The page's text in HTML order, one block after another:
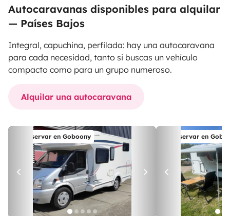
Autocaravanas disponibles para alquilar
— Países Bajos
Integral, capuchina, perfilada: hay una autocaravana
para cada necesidad, tanto si buscas un vehículo
compacto como para un grupo numeroso.
Alquilar una autocaravana
Reservar en Goboony Reservar en